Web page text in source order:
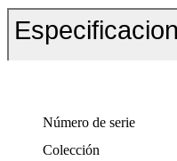
Número de serie
Colección